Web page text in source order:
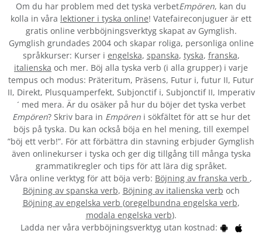
Om du har problem med det tyska verbetEmpören, kan du
kolla in våra lektioner i tyska online! Vatefaireconjuguer är ett
gratis online verbböjningsverktyg skapat av Gymglish.
Gymglish grundades 2004 och skapar roliga, personliga online
språkkurser: Kurser i engelska, spanska, tyska, franska,
italienska och mer. Böj alla tyska verb (i alla grupper) i varje
tempus och modus: Präteritum, Präsens, Futur i, futur II, Futur
II, Direkt, Plusquamperfekt, Subjonctif i, Subjonctif II, Imperativ
´ med mera. Är du osäker på hur du böjer det tyska verbet
Empören? Skriv bara in Empöreni sökfältet för att se hur det
böjs på tyska. Du kan också böja en hel mening, till exempel
”böj ett verb!”. För att förbättra din stavning erbjuder Gymglish
även onlinekurser i tyska och ger dig tillgång till många tyska
grammatikregler och tips för att lära dig språket.
Våra online verktyg för att böja verb: Böjning av franska verb ,
Böjning av spanska verb, Böjning av italienska verb och
Böjning av engelska verb (oregelbundna engelska verb,
modala engelska verb).
Ladda ner våra verbböjningsverktyg utan kostnad: